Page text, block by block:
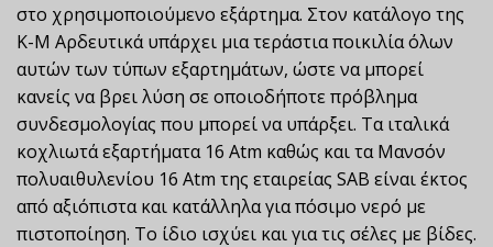
στο χρησιμοποιούμενο εξάρτημα. Στον κατάλογο της
Κ-Μ Αρδευτικά υπάρχει μια τεράστια ποικιλία όλων
αυτών των τύπων εξαρτημάτων, ώστε να μπορεί
κανείς να βρει λύση σε οποιοδήποτε πρόβλημα
συνδεσμολογίας που μπορεί να υπάρξει. Τα ιταλικά
κοχλιωτά εξαρτήματα 16 Atm καθώς και τα Μανσόν
πολυαιθυλενίου 16 Atm της εταιρείας SAB είναι έκτος
από αξιόπιστα και κατάλληλα για πόσιμο νερό με
πιστοποίηση. Το ίδιο ισχύει και για τις σέλες με βίδες.